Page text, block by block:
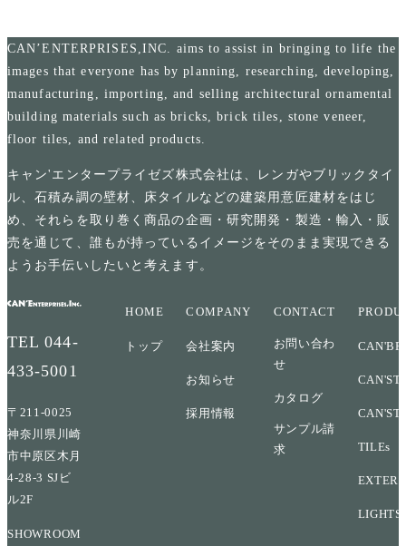
CAN’ENTERPRISES,INC. aims to assist in bringing to life the
images that everyone has by planning, researching, developing,
manufacturing, importing, and selling architectural ornamental
building materials such as bricks, brick tiles, stone veneer,
floor tiles, and related products.
キャン'エンタープライゼズ株式会社は、レンガやブリックタイ
ル、石積み調の壁材、床タイルなどの建築用意匠建材をはじ
め、それらを取り巻く商品の企画・研究開発・製造・輸入・販
売を通じて、誰もが持っているイメージをそのまま実現できる
ようお手伝いしたいと考えます。
TEL044-
433-5001
〒211-0025
神奈川県川崎
市中原区木月
4-28-3 SJビ
ル2F
SHOWROOM
HOME
トップ
COMPANY
会社案内
お知らせ
採用情報
CONTACT
お問い合わ
せ
カタログ
サンプル請
求
TILEs
LIGHTS